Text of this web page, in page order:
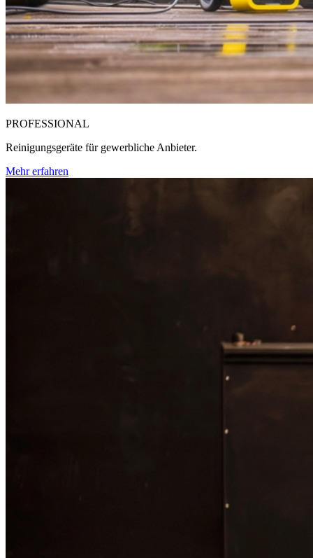
PROFESSIONAL
Reinigungsgeräte für gewerbliche Anbieter.
Mehr erfahren